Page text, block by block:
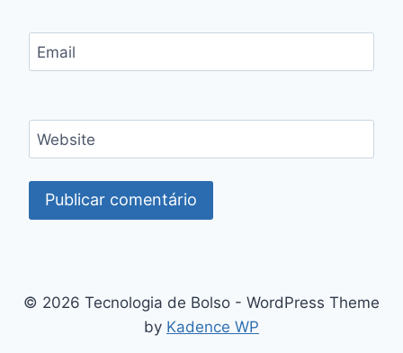
Email
Website
© 2026 Tecnologia de Bolso - WordPress Theme
by Kadence WP